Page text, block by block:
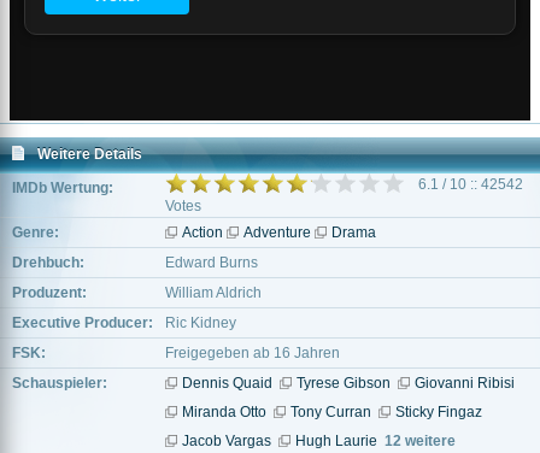
Weitere Details
IMDb Wertung:
6.1 / 10 :: 42542
Votes
Genre:
Action Adventure
Drama
Drehbuch:
Edward Burns
Produzent:
William Aldrich
Executive Producer:
Ric Kidney
FSK:
Freigegeben ab 16 Jahren
Schauspieler:
Dennis Quaid Tyrese Gibson
Giovanni Ribisi
Miranda Otto
Tony Curran
Sticky Fingaz
Jacob Vargas
Hugh Laurie 12 weitere